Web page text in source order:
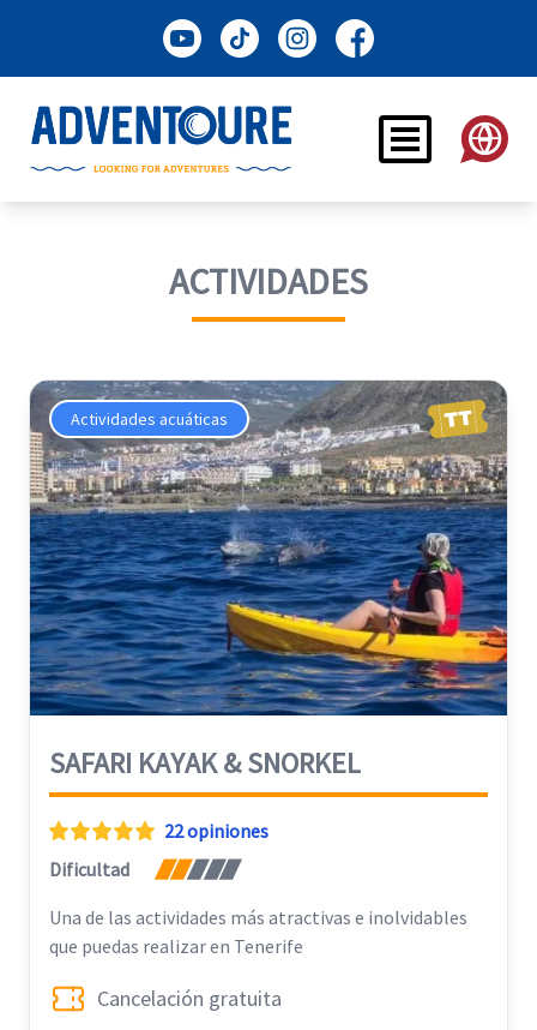
ACTIVIDADES
Actividades acuáticas
SAFARI KAYAK & SNORKEL
22 opiniones
Dificultad
Una de las actividades más atractivas e inolvidables
que puedas realizar en Tenerife
Cancelación gratuita